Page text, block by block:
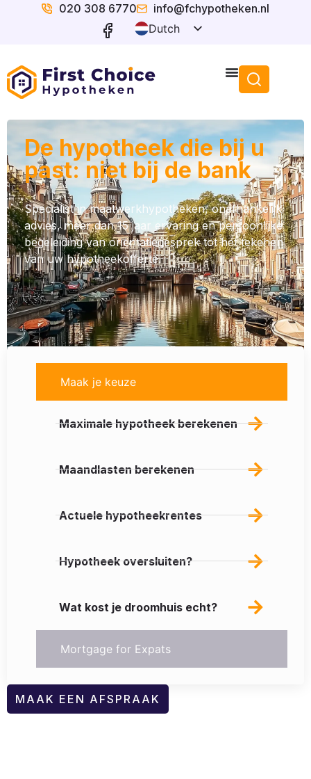
020 308 6770
info@fchypotheken.nl
Dutch
De hypotheek die bij u
past: niet bij de bank
Specialist in maatwerkhypotheken, onafhankelijk
advies, meer dan 15 jaar ervaring en persoonlijke
begeleiding van oriëntatiegesprek tot het tekenen
van uw hypotheekofferte.
Maak je keuze
Mortgage for Expats
Maximale hypotheek berekenen
Maandlasten berekenen
Actuele hypotheekrentes
Hypotheek oversluiten?
Wat kost je droomhuis echt?
MAAK EEN AFSPRAAK